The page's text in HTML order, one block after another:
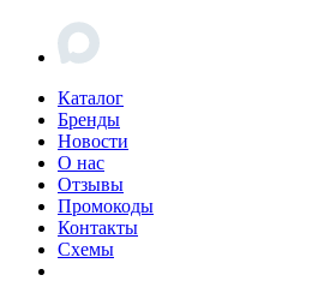
Каталог
Бренды
Новости
О нас
Отзывы
Промокоды
Контакты
Схемы